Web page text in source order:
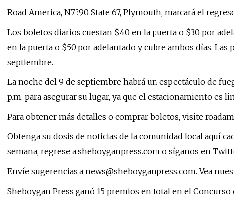
Road America, N7390 State 67, Plymouth, marcará el
Los boletos diarios cuestan $40 en la puerta o $30 por
en la puerta o $50 por adelantado y cubre ambos días. Las
septiembre.
La noche del 9 de septiembre habrá un espectáculo de
p.m. para asegurar su lugar, ya que el estacionamiento es
Para obtener más detalles o comprar boletos, visite
Obtenga su dosis de noticias de la comunidad local aquí
semana, regrese a sheboyganpress.com o síganos en
Envíe sugerencias a news@sheboyganpress.com. Vea
Sheboygan Press ganó 15 premios en total en el